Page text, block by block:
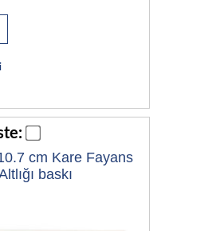
cm Kare Fayans
baskı